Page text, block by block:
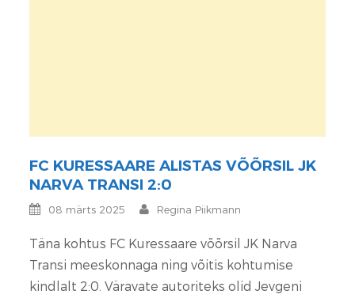
FC KURESSAARE ALISTAS VÕÕRSIL JK
NARVA TRANSI 2:0
08 märts 2025 Regina Piikmann
Täna kohtus FC Kuressaare võõrsil JK Narva
Transi meeskonnaga ning võitis kohtumise
kindlalt 2:0. Väravate autoriteks olid Jevgeni